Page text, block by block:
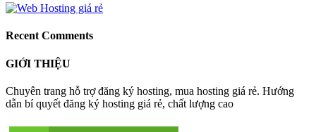
Recent Comments
GIỚI THIỆU
Chuyên trang hỗ trợ đăng ký hosting, mua hosting giá rẻ. Hướng
dẫn bí quyết đăng ký hosting giá rẻ, chất lượng cao